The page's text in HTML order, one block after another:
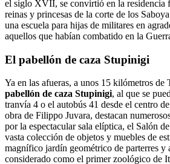
el siglo XVII, se convirtió en la residencia
reinas y princesas de la corte de los
una escuela para hijas de militares en
aquellos que habían combatido en la
El pabellón de caza Stupinigi
Ya en las afueras, a unos 15 kilómetros de
pabellón de caza Stupinigi, al que se
tranvía 4 o el autobús 41 desde el centro
obra de Filippo Juvara, destacan
por la espectacular sala elíptica, el Salón
vasta colección de objetos y muebles de
magnífico jardín geométrico de parterres y
considerado como el primer zoológico de